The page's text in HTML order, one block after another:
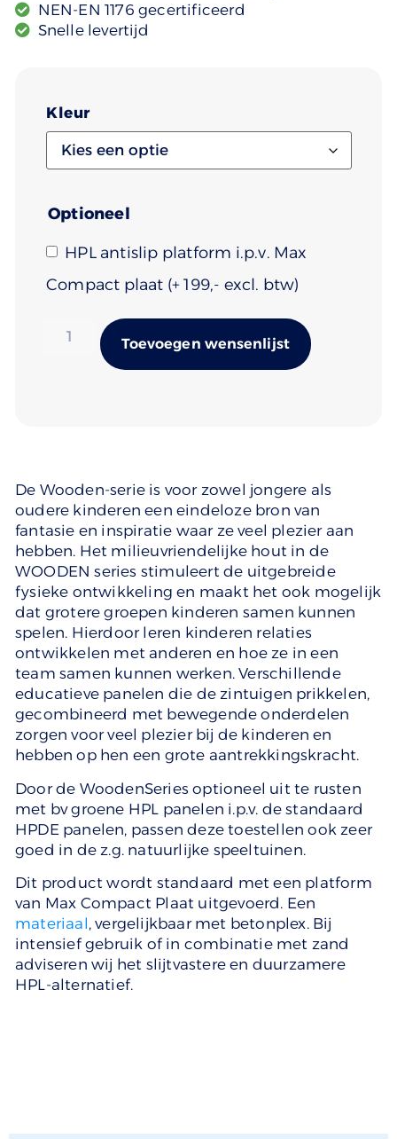
NEN-EN 1176 gecertificeerd
Snelle levertijd
Kleur
Optioneel
HPL antislip platform i.p.v. Max
Compact plaat (+199 )
Toevoegen wensenlijst
De Wooden-serie is voor zowel jongere als
oudere kinderen een eindeloze bron van
fantasie en inspiratie waar ze veel plezier aan
hebben. Het milieuvriendelijke hout in de
WOODEN series stimuleert de uitgebreide
fysieke ontwikkeling en maakt het ook mogelijk
dat grotere groepen kinderen samen kunnen
spelen. Hierdoor leren kinderen relaties
ontwikkelen met anderen en hoe ze in een
team samen kunnen werken. Verschillende
educatieve panelen die de zintuigen prikkelen,
gecombineerd met bewegende onderdelen
zorgen voor veel plezier bij de kinderen en
hebben op hen een grote aantrekkingskracht.
Door de WoodenSeries optioneel uit te rusten
met bv groene HPL panelen i.p.v. de standaard
HPDE panelen, passen deze toestellen ook zeer
goed in de z.g. natuurlijke speeltuinen.
Dit product wordt standaard met een platform
van Max Compact Plaat uitgevoerd. Een
materiaal, vergelijkbaar met betonplex. Bij
intensief gebruik of in combinatie met zand
adviseren wij het slijtvastere en duurzamere
HPL-alternatief.